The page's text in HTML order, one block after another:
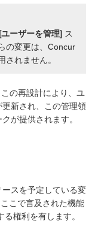
[ユーザーを管理] ス
の変更は、Concur
されません。
の再設計により、ユ
新され、この管理領
が提供されます。
スを予定している変
こで言及された機能
権利を有します。